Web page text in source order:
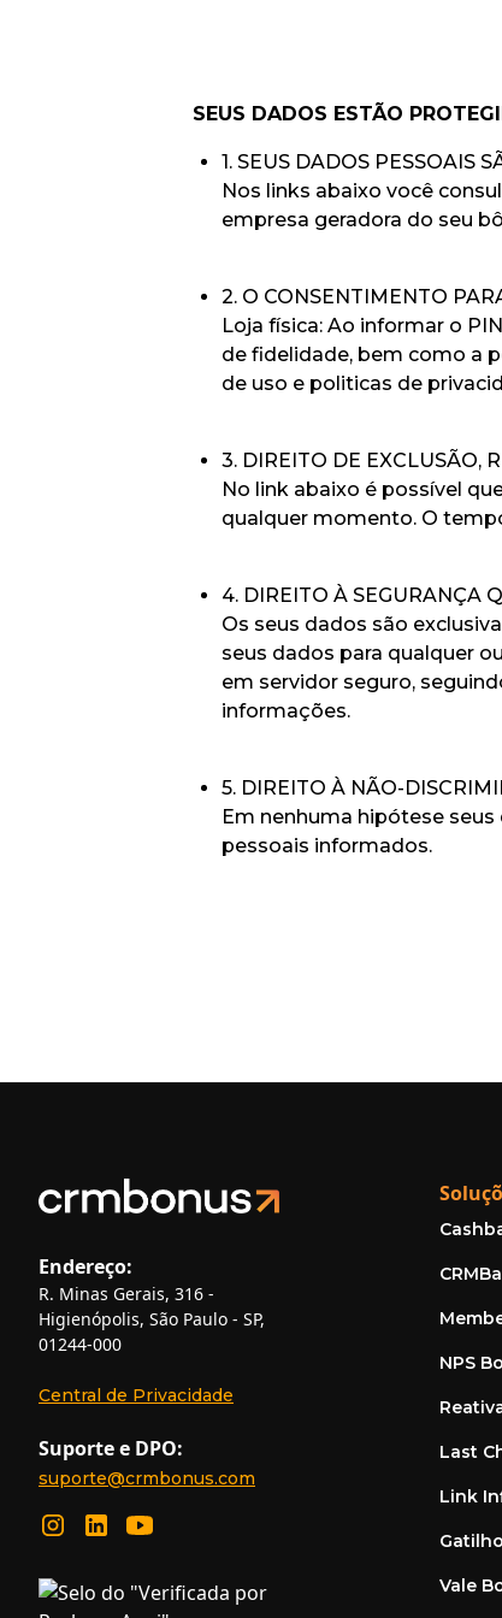
SEUS DADOS ESTÃO
1. SEUS DADOS PESSOAIS
Nos links abaixo você
empresa geradora do seu
2. O CONSENTIMENTO
Loja física: Ao informar o
de fidelidade, bem como a
de uso e politicas de
3. DIREITO DE EXCLUSÃO,
No link abaixo é possível
qualquer momento. O
4. DIREITO À SEGURANÇA
Os seus dados são
seus dados para qualquer
em servidor seguro,
informações.
5. DIREITO À NÃO-
Em nenhuma hipótese
pessoais informados.
Endereço:
R. Minas Gerais, 316 -
Higienópolis, São Paulo - SP,
01244-000
Central de Privacidade
Suporte e DPO:
suporte@crmbonus.com
NPS
Last
Link
Vale